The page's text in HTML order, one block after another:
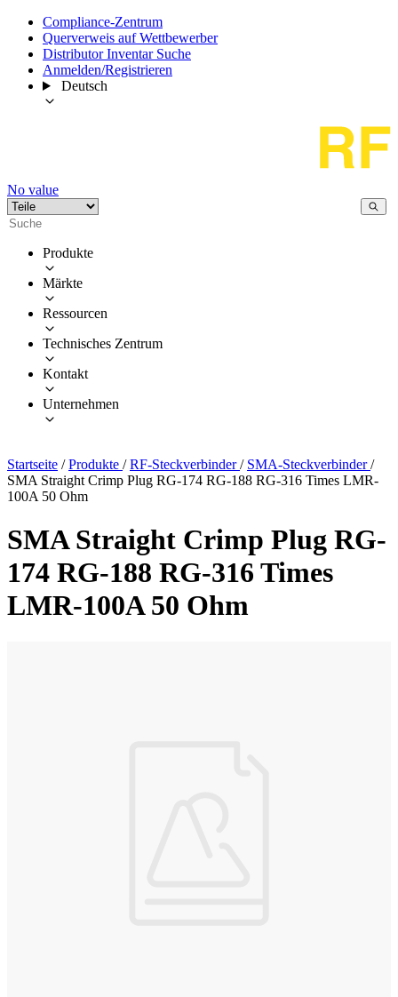
Compliance-Zentrum
Querverweis auf Wettbewerber
Distributor Inventar Suche
Anmelden/Registrieren
Deutsch
No value
Produkte
Märkte
Ressourcen
Technisches Zentrum
Kontakt
Unternehmen
Startseite / Produkte / RF-Steckverbinder/ SMA-Steckverbinder/
SMA Straight Crimp Plug RG-174 RG-188 RG-316 Times LMR-
100A 50 Ohm
SMA Straight Crimp Plug RG-
174 RG-188 RG-316 Times
LMR-100A 50 Ohm